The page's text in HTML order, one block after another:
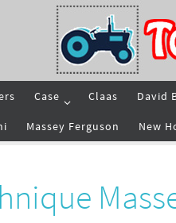
Case Claas David
Massey Ferguson New